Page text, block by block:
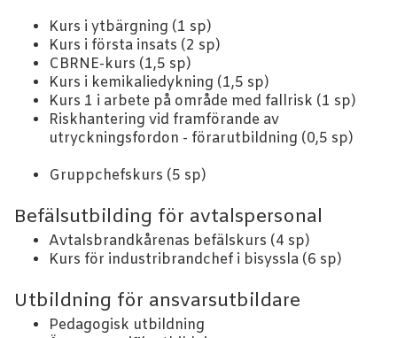
Kurs i ytbärgning (1 sp)
Kurs i första insats (2 sp)
CBRNE-kurs (1,5 sp)
Kurs i kemikaliedykning (1,5 sp)
Kurs 1 i arbete på område med fallrisk (1 sp)
Riskhantering vid framförande av
utryckningsfordon - förarutbildning (0,5 sp)
Gruppchefskurs (5 sp)
Befälsutbilding för avtalspersonal
Avtalsbrandkårenas befälskurs (4 sp)
Kurs för industribrandchef i bisyssla (6 sp)
Utbildning för ansvarsutbildare
Pedagogisk utbildning